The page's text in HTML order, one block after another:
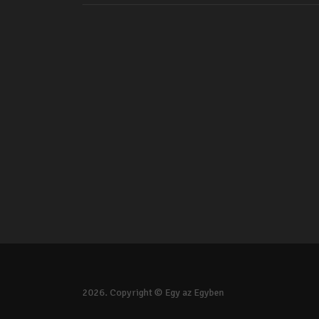
2026. Copyright © Egy az Egyben